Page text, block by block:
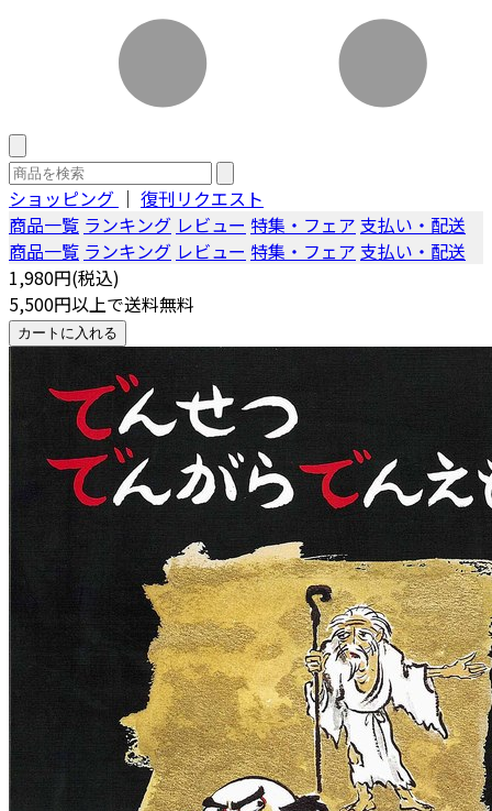
ショッピング ｜ 復刊リクエスト
商品一覧 ランキング レビュー 特集・フェア 支払い・配送
商品一覧 ランキング レビュー 特集・フェア 支払い・配送
1,980円(税込)
5,500円以上で送料無料
カートに入れる